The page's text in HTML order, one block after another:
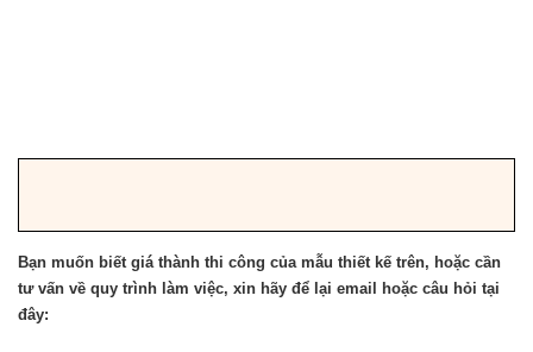
Bạn muốn biết giá thành thi công của mẫu thiết kế trên, hoặc cần
tư vấn về quy trình làm việc, xin hãy để lại email hoặc câu hỏi tại
đây: